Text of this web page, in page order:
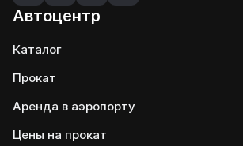
Автоцентр
Каталог
Прокат
Аренда в аэропорту
Цены на прокат